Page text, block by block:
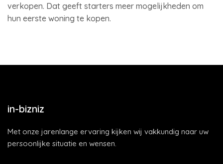
verkopen. Dat geeft starters meer mogelijkheden om
hun eerste woning te kopen.
in-bizniz
Met onze jarenlange ervaring kijken wij vakkundig naar uw
persoonlijke situatie en wensen.